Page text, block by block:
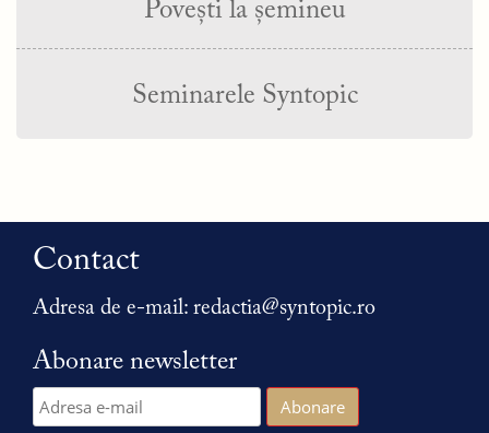
Povești la șemineu
Seminarele Syntopic
Contact
Adresa de e-mail: redactia@syntopic.ro
Abonare newsletter